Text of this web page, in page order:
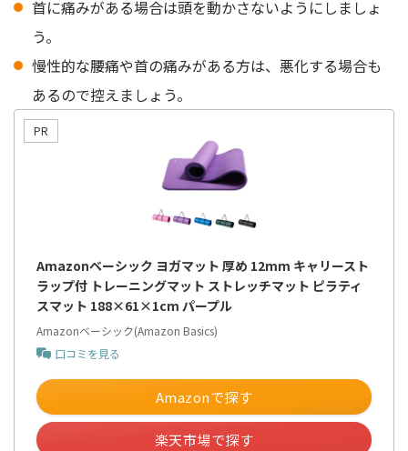
首に痛みがある場合は頭を動かさないようにしましょ
う。
慢性的な腰痛や首の痛みがある方は、悪化する場合も
あるので控えましょう。
Amazonベーシック ヨガマット 厚め 12mm キャリースト
ラップ付 トレーニングマット ストレッチマット ピラティ
スマット 188×61×1cm パープル
Amazonベーシック(Amazon Basics)
口コミを見る
Amazonで探す
楽天市場で探す